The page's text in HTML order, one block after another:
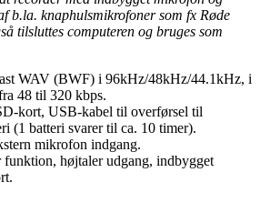
b.la. knaphulsmikrofoner som fx Røde
tilsluttes computeren og bruges som
WAV (BWF) i 96kHz/48kHz/44.1kHz, i
48 til 320 kbps.
kort, USB-kabel til overførsel til
(1 batteri svarer til ca. 10 timer).
mikrofon indgang.
højtaler udgang, indbygget